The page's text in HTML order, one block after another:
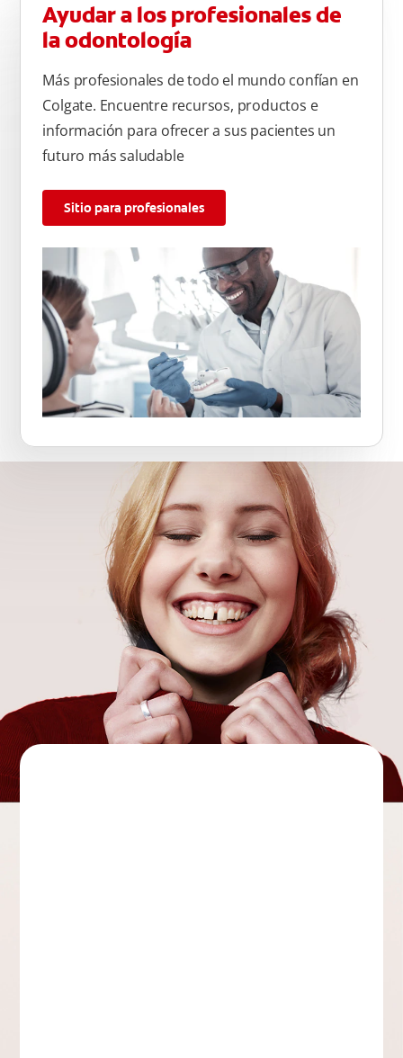
Ayudar a los profesionales de
la odontología
Más profesionales de todo el mundo confían en
Colgate. Encuentre recursos, productos e
información para ofrecer a sus pacientes un
futuro más saludable
Sitio para profesionales